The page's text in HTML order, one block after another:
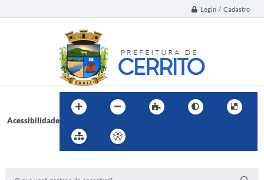
Login / Cadastro
Acessibilidade